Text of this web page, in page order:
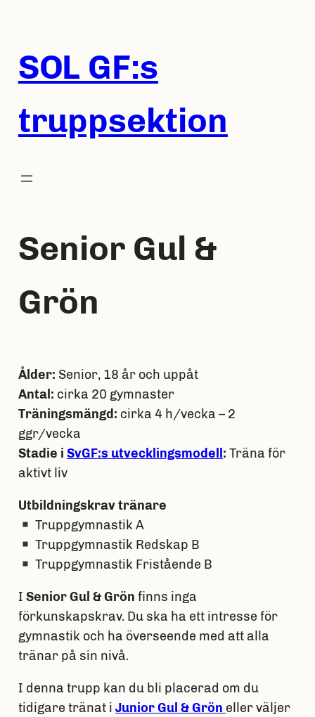
innehåll
SOL GF:s
truppsektion
Senior Gul &
Grön
Ålder: Senior, 18 år och uppåt
Antal: cirka 20 gymnaster
Träningsmängd: cirka 4 h/vecka – 2
ggr/vecka
Stadie i SvGF:s utvecklingsmodell: Träna för
aktivt liv
Utbildningskrav tränare
Truppgymnastik A
Truppgymnastik Redskap B
Truppgymnastik Fristående B
I Senior Gul & Grön finns inga
förkunskapskrav. Du ska ha ett intresse för
gymnastik och ha överseende med att alla
tränar på sin nivå.
I denna trupp kan du bli placerad om du
tidigare tränat i Junior Gul & Grön eller väljer